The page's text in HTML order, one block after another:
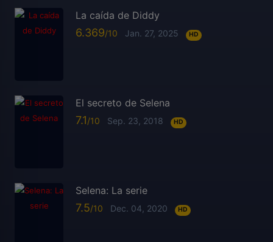
La caída de Diddy
6.369 Jan. 27, 2025 HD
El secreto de Selena
7.1 Sep. 23, 2018 HD
Selena: La serie
7.5 Dec. 04, 2020 HD